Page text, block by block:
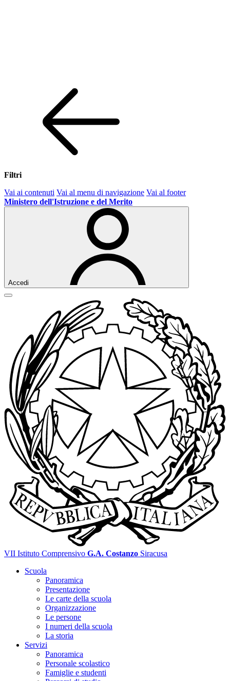
Filtri
Vai ai contenuti Vai al menu di navigazione Vai al footer
Ministero dell'Istruzione e del Merito
Accedi
VII Istituto Comprensivo G.A. Costanzo Siracusa
Scuola
Panoramica
Presentazione
Le carte della scuola
Organizzazione
Le persone
I numeri della scuola
La storia
Servizi
Panoramica
Personale scolastico
Famiglie e studenti